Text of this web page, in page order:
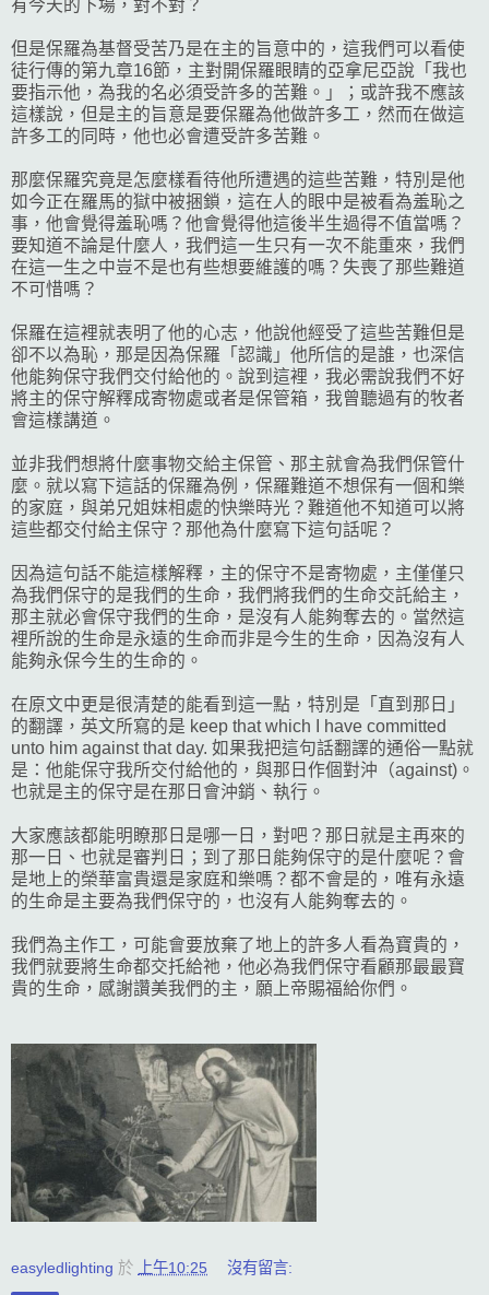
有今天的下場，對不對？
但是保羅為基督受苦乃是在主的旨意中的，這我們可以看使
徒行傳的第九章16節，主對開保羅眼睛的亞拿尼亞說「我也
要指示他，為我的名必須受許多的苦難。」；或許我不應該
這樣說，但是主的旨意是要保羅為他做許多工，然而在做這
許多工的同時，他也必會遭受許多苦難。
那麼保羅究竟是怎麼樣看待他所遭遇的這些苦難，特別是他
如今正在羅馬的獄中被捆鎖，這在人的眼中是被看為羞恥之
事，他會覺得羞恥嗎？他會覺得他這後半生過得不值當嗎？
要知道不論是什麼人，我們這一生只有一次不能重來，我們
在這一生之中豈不是也有些想要維護的嗎？失喪了那些難道
不可惜嗎？
保羅在這裡就表明了他的心志，他說他經受了這些苦難但是
卻不以為恥，那是因為保羅「認識」他所信的是誰，也深信
他能夠保守我們交付給他的。說到這裡，我必需說我們不好
將主的保守解釋成寄物處或者是保管箱，我曾聽過有的牧者
會這樣講道。
並非我們想將什麼事物交給主保管、那主就會為我們保管什
麼。就以寫下這話的保羅為例，保羅難道不想保有一個和樂
的家庭，與弟兄姐妹相處的快樂時光？難道他不知道可以將
這些都交付給主保守？那他為什麼寫下這句話呢？
因為這句話不能這樣解釋，主的保守不是寄物處，主僅僅只
為我們保守的是我們的生命，我們將我們的生命交託給主，
那主就必會保守我們的生命，是沒有人能夠奪去的。當然這
裡所說的生命是永遠的生命而非是今生的生命，因為沒有人
能夠永保今生的生命的。
在原文中更是很清楚的能看到這一點，特別是「直到那日」
的翻譯，英文所寫的是 keep that which I have committed
unto him against that day. 如果我把這句話翻譯的通俗一點就
是：他能保守我所交付給他的，與那日作個對沖（against)。
也就是主的保守是在那日會沖銷、執行。
大家應該都能明瞭那日是哪一日，對吧？那日就是主再來的
那一日、也就是審判日；到了那日能夠保守的是什麼呢？會
是地上的榮華富貴還是家庭和樂嗎？都不會是的，唯有永遠
的生命是主要為我們保守的，也沒有人能夠奪去的。
我們為主作工，可能會要放棄了地上的許多人看為寶貴的，
我們就要將生命都交托給祂，他必為我們保守看顧那最最寶
貴的生命，感謝讚美我們的主，願上帝賜福給你們。
easyledlighting 於 上午10:25 沒有留言: